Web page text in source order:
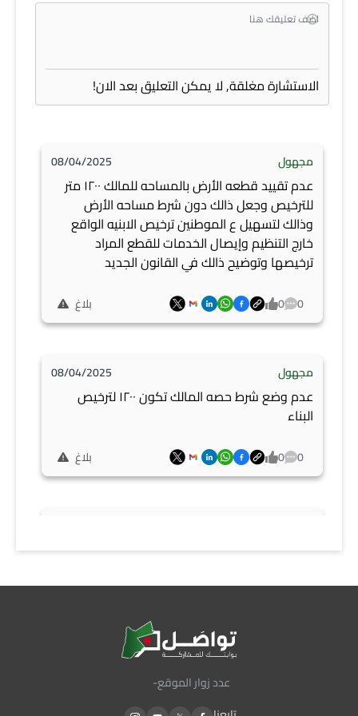
الاستشارة مغلقة, لا يمكن التعليق بعد الان!
مجهول 08/04/2025
عدم تقييد قطعه الأرض بالمساحه للمالك ١٢٠٠ متر
للترخيص وجعل ذالك دون شرط مساحه الأرض
وذالك لتسهيل ع الموطنين ترخيص الابنيه الواقع
خارج التنظيم وإيصال الخدمات للقطع المراد
ترخيصها وتوضيح ذالك في القانون الجديد
0
0 بلاغ
مجهول 08/04/2025
عدم وضع شرط حصه المالك تكون ١٢٠٠ لترخيص
البناء
0
0 بلاغ
مقترح بعمل خصومات على رسوم ترخيص المباني
على الارتدادات والتجاوزات .
عدد زوار الموقع-